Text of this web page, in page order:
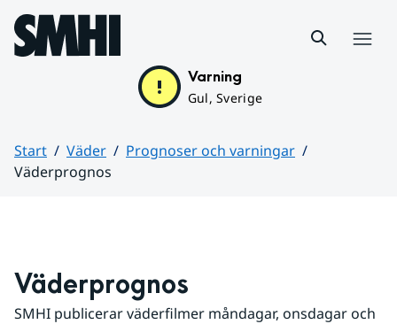
Hoppa till sidans innehåll
Varning
Gul, Sverige
Start Väder
Prognoser och varningar
Väderprognos
Väderprognos
SMHI publicerar väderfilmer måndagar, onsdagar och